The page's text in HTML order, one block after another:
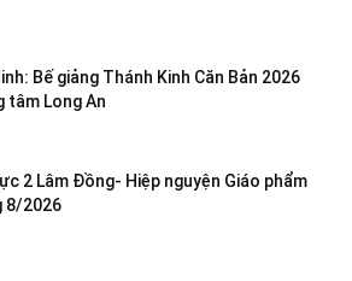
Bế giảng Thánh Kinh Căn Bản 2026
tâm Long An
2 Lâm Đồng- Hiệp nguyện Giáo phẩm
8/2026